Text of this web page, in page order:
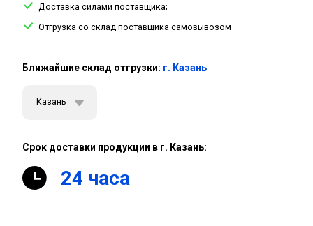
Доставка силами поставщика;
Отгрузка со склад поставщика самовывозом
Ближайшие склад отгрузки: г. Казань
Казань
Срок доставки продукции в г. Казань:
24 часа